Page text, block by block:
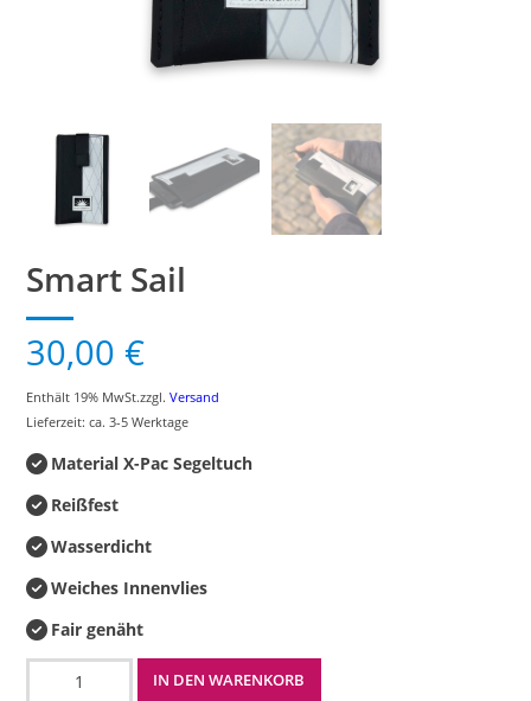
Smart Sail
30,00€
Enthält 19% MwSt.zzgl.Versand
Lieferzeit: ca. 3-5 Werktage
Material X-Pac Segeltuch
Reißfest
Wasserdicht
Weiches Innenvlies
Fair genäht
Smart
IN DEN WARENKORB